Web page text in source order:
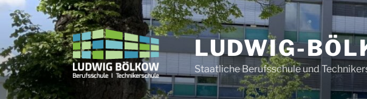
Zum
Inhalt
springen
LUDWIG-
Staatliche Berufsschule und